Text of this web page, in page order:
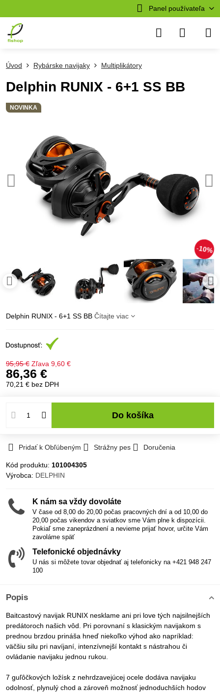
Panel používateľa
NOVINKA
10%
Úvod Rybárske navijaky Multiplikátory
Delphin RUNIX - 6+1 SS BB
Delphin RUNIX - 6+1 SS BB Čítajte viac
95,95 € Zľava 9,60 €
86,36 €
70,21 € bez DPH
Do košíka
Pridať k Obľúbeným Strážny pes Doručenia
Kód produktu: 101004305
Výrobca: DELPHIN
K nám sa vždy dovoláte
V čase od 8,00 do 20,00 počas pracovných dní a od 10,00 do
20,00 počas vikendov a sviatkov sme Vám plne k dispozícii.
Pokiaľ sme zaneprázdnení a nevieme prijať hovor, určite Vám
zavoláme späť
Telefonické objednávky
U nás si môžete tovar objednať aj telefonicky na +421 948 247
100
Popis
Baitcastový navijak RUNIX nesklame ani pri love tých najsilnejších
predátoroch našich vôd. Pri porovnaní s klasickým navijakom s
prednou brzdou prináša hneď niekoľko výhod ako napríklad:
väčšiu silu pri navíjaní, intenzívnejší kontakt s nástrahou či
ovládanie navijaku jednou rukou.
7 guľôčkových ložísk z nehrdzavejúcej ocele dodáva navijaku
odolnosť, plynulý chod a zároveň možnosť jednoduchších hodov